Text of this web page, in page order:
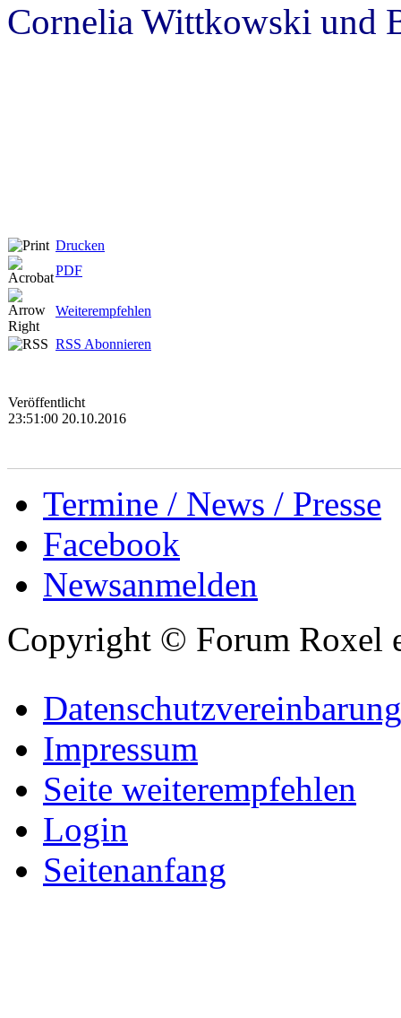
Cornelia Wittkowski und
Drucken
PDF
Weiterempfehlen
RSS Abonnieren
Veröffentlicht
23:51:00 20.10.2016
Termine / News / Presse
Facebook
Newsanmelden
Copyright © Forum Roxel
Datenschutzvereinbarung
Impressum
Seite weiterempfehlen
Login
Seitenanfang